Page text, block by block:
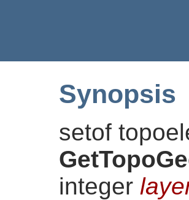
Synopsis
setof
integer